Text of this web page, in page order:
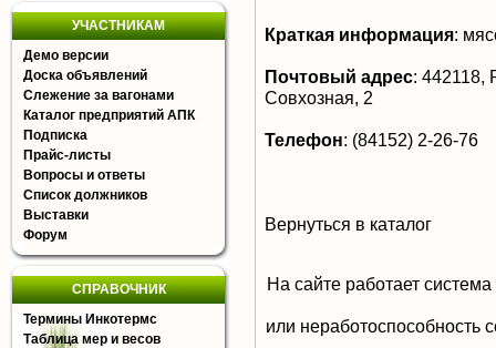
УЧАСТНИКАМ
Демо версии
Доска объявлений
Слежение за вагонами
Каталог предприятий АПК
Подписка
Прайс-листы
Вопросы и ответы
Список должников
Выставки
Форум
СПРАВОЧНИК
Термины Инкотермс
Таблица мер и весов
Краткая информация:
Почтовый адрес: 442118,
Совхозная, 2
Телефон: (84152) 2-26-76
Вернуться в каталог
На сайте работает
или неработоспособность